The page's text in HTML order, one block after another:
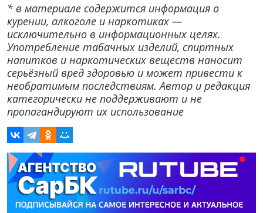
* в материале содержится информация о
курении, алкоголе и наркотиках —
исключительно в информационных целях.
Употребление табачных изделий, спиртных
напитков и наркотических веществ наносит
серьёзный вред здоровью и может привести к
необратимым последствиям. Автор и редакция
категорически не поддерживают и не
пропагандируют их использование